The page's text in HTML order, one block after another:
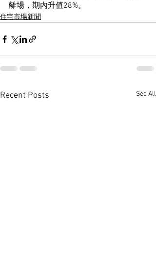
離場，期內升值28%。
住宅市場新聞
Recent Posts See All